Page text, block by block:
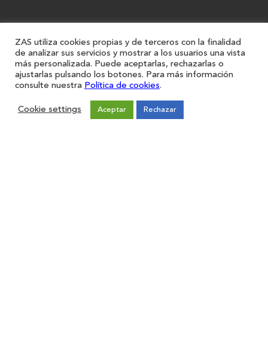
ZAS utiliza cookies propias y de terceros con la finalidad
de analizar sus servicios y mostrar a los usuarios una vista
más personalizada. Puede aceptarlas, rechazarlas o
ajustarlas pulsando los botones. Para más información
consulte nuestra Política de cookies.
Cookie settings Aceptar Rechazar